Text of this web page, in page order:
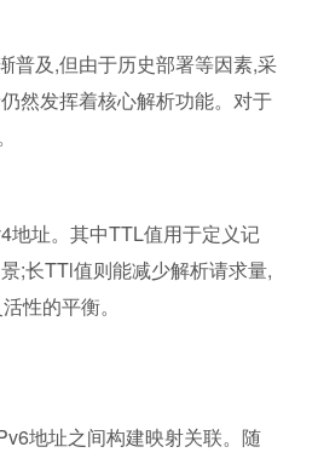
普及,但由于历史部署等因素,采
然发挥着核心解析功能。对于
地址。其中TTL值用于定义记
;长TTl值则能减少解析请求量,
性的平衡。
地址之间构建映射关联。随